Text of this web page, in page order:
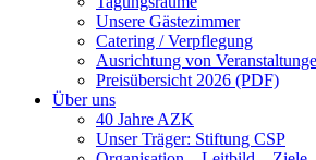
Unsere Gästezimmer
Catering / Verpflegung
Ausrichtung von
Preisübersicht 2026 (PDF)
Über uns
40 Jahre AZK
Unser Träger: Stiftung CSP